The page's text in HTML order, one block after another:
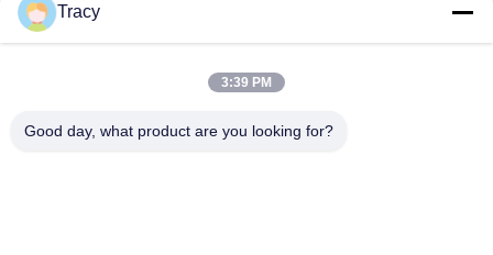
Dakbroodje die
Machine vormen
vormen
Down Pipe
vormen van rolluiken
Tracy
3:39 PM
Good day, what product are you looking for?